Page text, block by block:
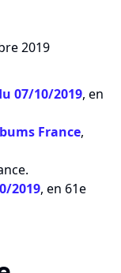
2019
07/10/2019, en
France,
2019, en 61e